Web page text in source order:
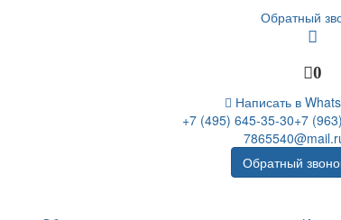
Обратный
0
Написать в
+7 (495) 645-35-30+7
Обратный